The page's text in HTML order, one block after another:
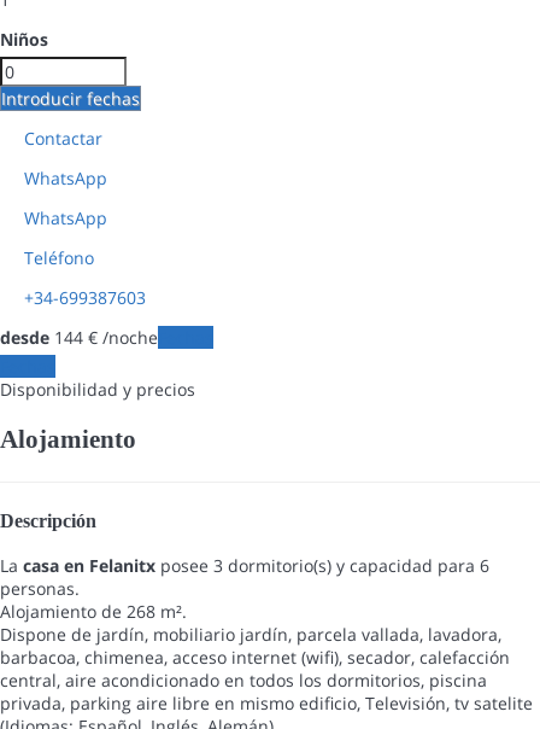
Niños
Introducir fechas
Contactar
WhatsApp
WhatsApp
Teléfono
+34-699387603
desde 144 € /noche
Disponibilidad y precios
Alojamiento
Descripción
La casa en Felanitx posee 3 dormitorio(s) y capacidad para 6
personas.
Alojamiento de 268 m².
Dispone de jardín, mobiliario jardín, parcela vallada, lavadora,
barbacoa, chimenea, acceso internet (wifi), secador, calefacción
central, aire acondicionado en todos los dormitorios, piscina
privada, parking aire libre en mismo edificio, Televisión, tv satelite